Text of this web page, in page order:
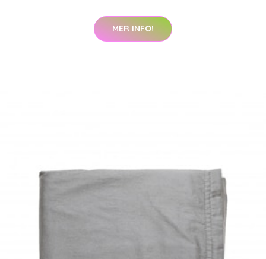
MER INFO!